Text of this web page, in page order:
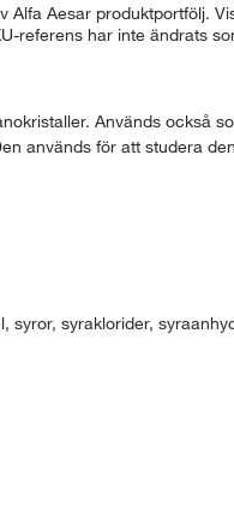
Aesar produktportfölj.
referens har inte ändrats
Används också
används för att studera
syror, syraklorider,